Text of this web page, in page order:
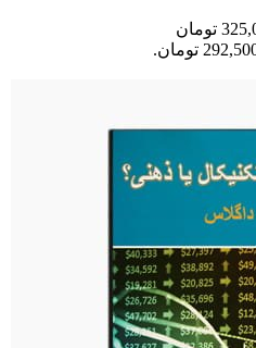
قیمت اصلی: 325,000 تومان